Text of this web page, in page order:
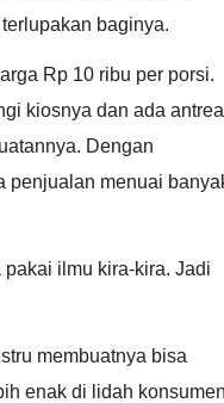
baginya.
Rp 10 ribu per porsi.
kiosnya dan ada
Dengan
penjualan menuai
pakai ilmu kira-kira. Jadi
membuatnya bisa
enak di lidah